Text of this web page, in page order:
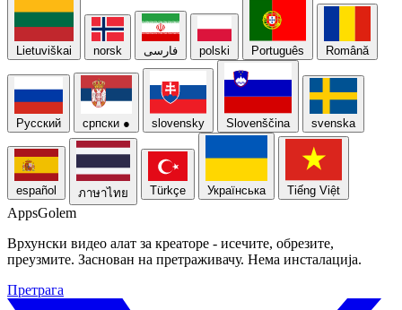
Lietuviškai norsk فارسی polski Português Română
Русский српски ● slovensky Slovenščina svenska
español ภาษาไทย Türkçe Українська Tiếng Việt
AppsGolem
Врхунски видео алат за креаторе - исечите, обрезите,
преузмите. Заснован на претраживачу. Нема инсталација.
Претрага